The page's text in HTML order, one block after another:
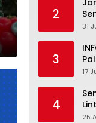
2
31
3
17
4
25